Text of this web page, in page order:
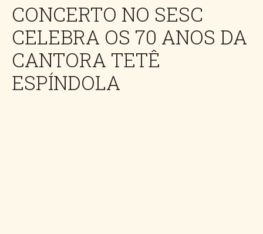
CONCERTO NO SESC
CELEBRA OS 70 ANOS DA
CANTORA TETÊ
ESPÍNDOLA